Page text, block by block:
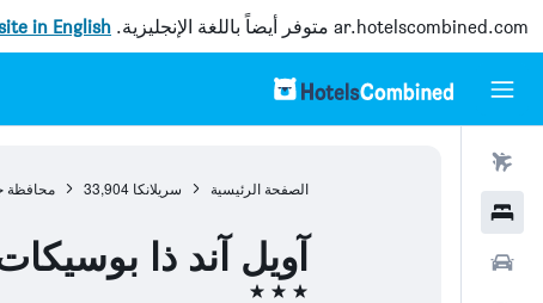
ar.hotelscombined.com متوفر أيضاً باللغة الإنجليزية. in English
الصفحة الرئيسية سريلانكا 33,904 محافظة
آويل آند ذا
3 نجوم